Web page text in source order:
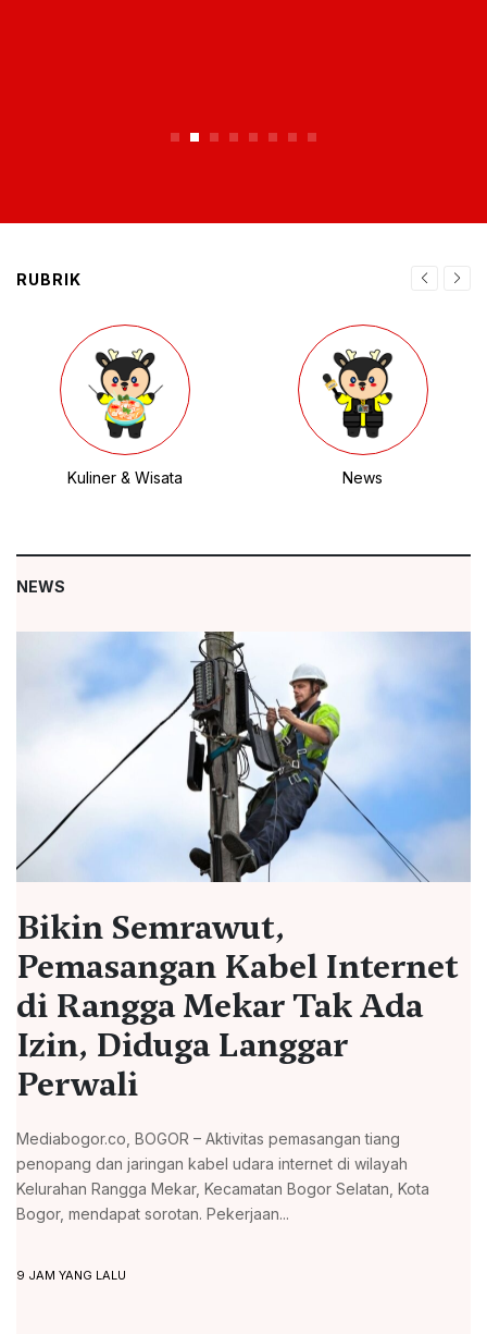
RUBRIK
Kuliner & Wisata News
NEWS
Bikin Semrawut,
Pemasangan Kabel Internet
di Rangga Mekar Tak Ada
Izin, Diduga Langgar
Perwali
Mediabogor.co, BOGOR – Aktivitas pemasangan tiang
penopang dan jaringan kabel udara internet di wilayah
Kelurahan Rangga Mekar, Kecamatan Bogor Selatan, Kota
Bogor, mendapat sorotan. Pekerjaan...
9 JAM YANG LALU